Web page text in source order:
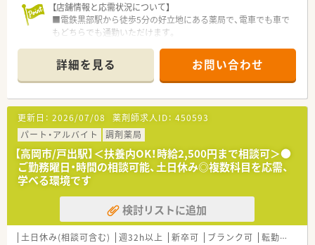
【店舗情報と応需状況について】
■電鉄黒部駅から徒歩5分の好立地にある薬局で、電車でも車で
もどちらでも通勤いただけます。
数は1日あたり50～60枚ほどです。
【職場環境と雰囲気】
■幅広い年代の薬剤師が活躍しており、特にベテラン社員が多数
在籍しているため安心です。
■薬剤師は薬剤師業務に専念できる環境で、ピッキングや除雪作
業は事務が行います。
■フランクな雰囲気の中で意見交換も活発に行われ、働きやすい
職場環境が魅力です。
【こんな方にオススメ】
■残業が少なく、ワークライフバランスを重視しながら長く働き
たい薬剤師に最適な環境です。
■在宅医療の経験を積みたいけれど、未経験で不安を感じている
方でも安心して始められます。
詳細を見る お問い合わせ
更新日： 2026/07/08 薬剤師求人ID： 450593
パート・アルバイト
調剤薬局
【高岡市/戸出駅】＜扶養内OK！時給2,500円まで相談可＞●
ご勤務曜日・時間の相談可能、土日休み◎複数科目を応需、
学べる環境です
検討リストに追加
土日休み(相談可含む) 週32h以上 新卒可 ブランク可 転勤なし